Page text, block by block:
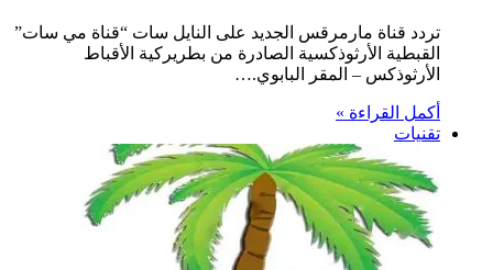
تردد قناة مارمرقس الجديد على النايل سات “قناة مي سات”
القبطية الأرثوذكسية الصادرة من بطريركية الأقباط
الأرثوذكس – المقر البابوي.…
أكمل القراءة »
تقنيات